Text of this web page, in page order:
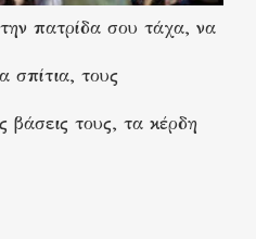
πατρίδα σου τάχα, να
σπίτια, τους
βάσεις τους, τα κέρδη